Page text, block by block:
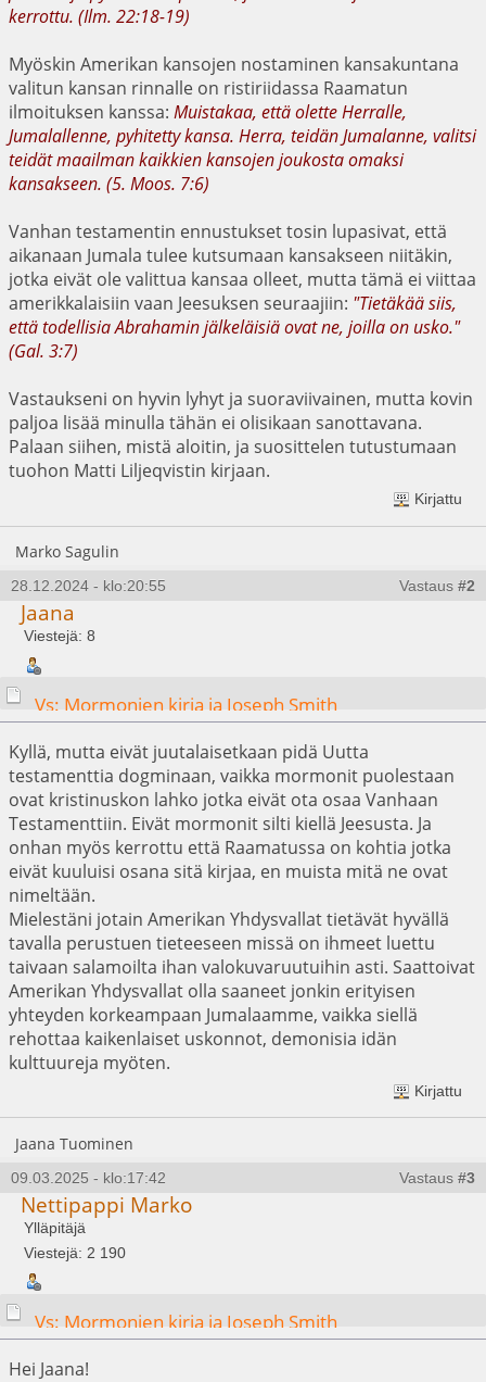
kerrottu. (Ilm. 22:18-19)
Myöskin Amerikan kansojen nostaminen kansakuntana
valitun kansan rinnalle on ristiriidassa Raamatun
ilmoituksen kanssa: Muistakaa, että olette Herralle,
Jumalallenne, pyhitetty kansa. Herra, teidän Jumalanne, valitsi
teidät maailman kaikkien kansojen joukosta omaksi
kansakseen. (5. Moos. 7:6)
Vanhan testamentin ennustukset tosin lupasivat, että
aikanaan Jumala tulee kutsumaan kansakseen niitäkin,
jotka eivät ole valittua kansaa olleet, mutta tämä ei viittaa
amerikkalaisiin vaan Jeesuksen seuraajiin: "Tietäkää siis,
että todellisia Abrahamin jälkeläisiä ovat ne, joilla on usko."
(Gal. 3:7)
Vastaukseni on hyvin lyhyt ja suoraviivainen, mutta kovin
paljoa lisää minulla tähän ei olisikaan sanottavana.
Palaan siihen, mistä aloitin, ja suosittelen tutustumaan
tuohon Matti Liljeqvistin kirjaan.
Kirjattu
Marko Sagulin
28.12.2024 - klo:20:55 Vastaus #2
Jaana
Viestejä: 8
Vs: Mormonien kirja ja Joseph Smith
Kyllä, mutta eivät juutalaisetkaan pidä Uutta
testamenttia dogminaan, vaikka mormonit puolestaan
ovat kristinuskon lahko jotka eivät ota osaa Vanhaan
Testamenttiin. Eivät mormonit silti kiellä Jeesusta. Ja
onhan myös kerrottu että Raamatussa on kohtia jotka
eivät kuuluisi osana sitä kirjaa, en muista mitä ne ovat
nimeltään.
Mielestäni jotain Amerikan Yhdysvallat tietävät hyvällä
tavalla perustuen tieteeseen missä on ihmeet luettu
taivaan salamoilta ihan valokuvaruutuihin asti. Saattoivat
Amerikan Yhdysvallat olla saaneet jonkin erityisen
yhteyden korkeampaan Jumalaamme, vaikka siellä
rehottaa kaikenlaiset uskonnot, demonisia idän
kulttuureja myöten.
Kirjattu
Jaana Tuominen
09.03.2025 - klo:17:42 Vastaus #3
Nettipappi Marko
Ylläpitäjä
Viestejä: 2 190
Vs: Mormonien kirja ja Joseph Smith
Hei Jaana!